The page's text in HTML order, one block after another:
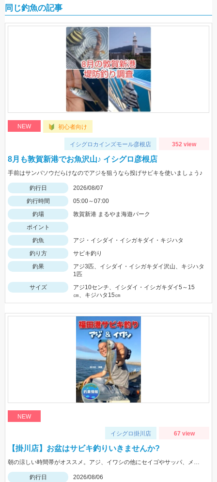
同じ釣魚の記事
NEW 初心者向け
イシグロカインズモール彦根店 352 view
8月も敦賀新港でお魚沢山♪ イシグロ彦根店
手前はサンバソウだらけなのでアジを狙うなら投げサビキを使いましょう♪
釣行日
2026/08/07
釣行時間
05:00～07:00
釣場
敦賀新港 まるやま海遊パーク
ポイント
釣魚
アジ・イシダイ・イシガキダイ・キジハタ
釣り方
サビキ釣り
釣果
アジ3匹、イシダイ・イシガキダイ沢山、キジハタ
1匹
サイズ
アジ10センチ、イシダイ・イシガキダイ5～15
㎝、キジハタ15㎝
NEW
イシグロ掛川店 67 view
【掛川店】お盆はサビキ釣りいきませんか?
朝の涼しい時間帯がオススメ。アジ、イワシの他にセイゴやサッパ、メッキなども。仕掛けは『Tsulinoママカリ4号、ケイムラスキン4号』でOK。餌付け器で針にエサを付ければアタリはかなり増えますよ♪
釣行日 2026/08/06